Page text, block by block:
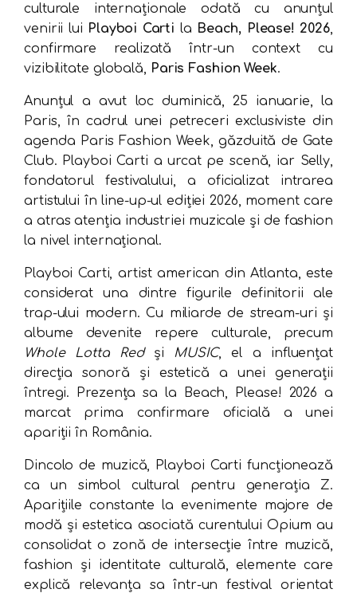
culturale internaționale odată cu anunțul
venirii lui Playboi Carti la Beach, Please! 2026,
confirmare realizată într-un context cu
vizibilitate globală, Paris Fashion Week.
Anunțul a avut loc duminică, 25 ianuarie, la
Paris, în cadrul unei petreceri exclusiviste din
agenda Paris Fashion Week, găzduită de Gate
Club. Playboi Carti a urcat pe scenă, iar Selly,
fondatorul festivalului, a oficializat intrarea
artistului în line-up-ul ediției 2026, moment care
a atras atenția industriei muzicale și de fashion
la nivel internațional.
Playboi Carti, artist american din Atlanta, este
considerat una dintre figurile definitorii ale
trap-ului modern. Cu miliarde de stream-uri și
albume devenite repere culturale, precum
Whole Lotta Redși MUSIC, el a influențat
direcția sonoră și estetică a unei generații
întregi. Prezența sa la Beach, Please! 2026 a
marcat prima confirmare oficială a unei
apariții în România.
Dincolo de muzică, Playboi Carti funcționează
ca un simbol cultural pentru generația Z.
Aparițiile constante la evenimente majore de
modă și estetica asociată curentului Opium au
consolidat o zonă de intersecție între muzică,
fashion și identitate culturală, elemente care
explică relevanța sa într-un festival orientat